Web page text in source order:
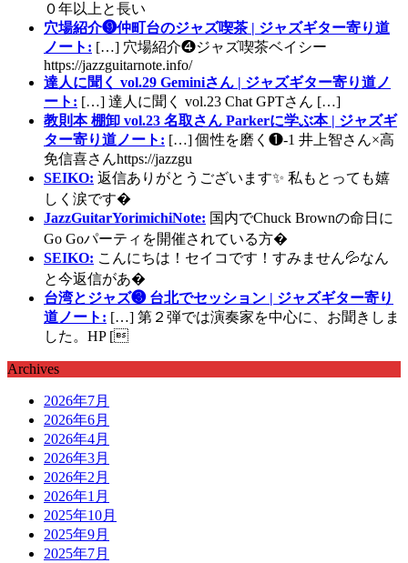
０年以上と長い
穴場紹介❾仲町台のジャズ喫茶 | ジャズギター寄り道
ノート: […] 穴場紹介❹ジャズ喫茶ベイシー
https://jazzguitarnote.info/
達人に聞く vol.29 Geminiさん | ジャズギター寄り道ノ
ート: […] 達人に聞く vol.23 Chat GPTさん […]
教則本 棚卸 vol.23 名取さん Parkerに学ぶ本 | ジャズギ
ター寄り道ノート: […] 個性を磨く❶-1 井上智さん×高
免信喜さんhttps://jazzgu
SEIKO: 返信ありがとうございます✨ 私もとっても嬉
しく涙です�
JazzGuitarYorimichiNote: 国内でChuck Brownの命日に
Go Goパーティを開催されている方�
SEIKO: こんにちは！セイコです！すみません💦なん
と今返信があ�
台湾とジャズ❸ 台北でセッション | ジャズギター寄り
道ノート: […] 第２弾では演奏家を中心に、お聞きしま
した。HP [
Archives
2026年7月
2026年6月
2026年4月
2026年3月
2026年2月
2026年1月
2025年10月
2025年9月
2025年7月